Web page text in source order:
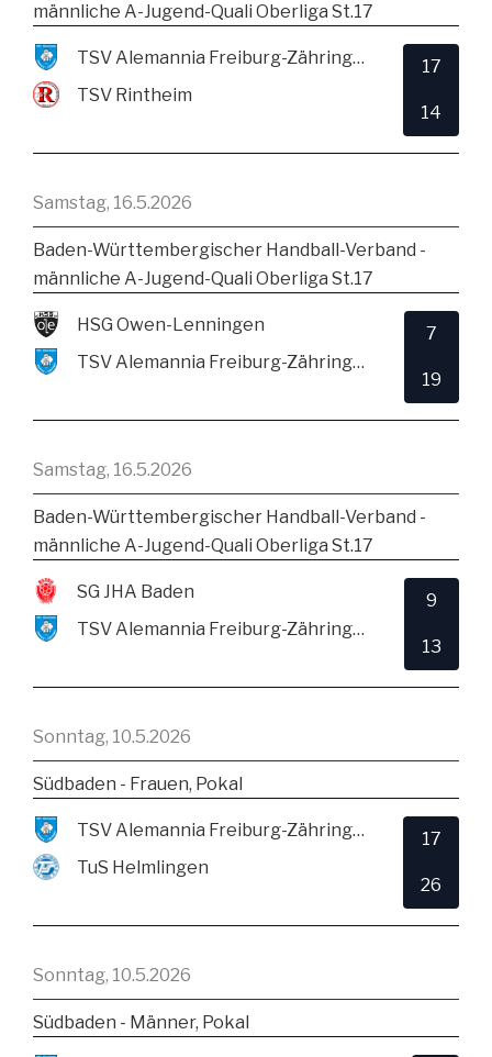
männliche A-Jugend-Quali Oberliga St.17
TSV Alemannia Freiburg-Zähringen
TSV Rintheim
17
14
Samstag, 16.5.2026
Baden-Württembergischer Handball-Verband -
männliche A-Jugend-Quali Oberliga St.17
HSG Owen-Lenningen
TSV Alemannia Freiburg-Zähringen
7
19
Samstag, 16.5.2026
Baden-Württembergischer Handball-Verband -
männliche A-Jugend-Quali Oberliga St.17
SG JHA Baden
TSV Alemannia Freiburg-Zähringen
9
13
Sonntag, 10.5.2026
Südbaden - Frauen, Pokal
TSV Alemannia Freiburg-Zähringen
TuS Helmlingen
17
26
Sonntag, 10.5.2026
Südbaden - Männer, Pokal